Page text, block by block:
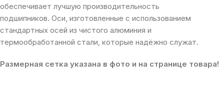
обеспечивает лучшую производительность
подшипников. Оси, изготовленные с использованием
стандартных осей из чистого алюминия и
термообработанной стали, которые надёжно служат.
Размерная сетка указана в фото и на странице товара!